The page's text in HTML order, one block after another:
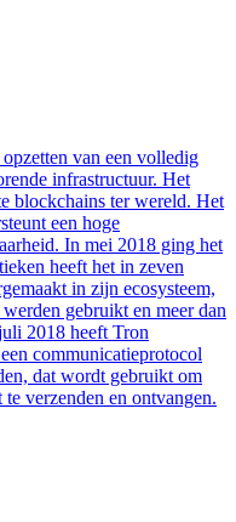
van een volledig
infrastructuur. Het
blockchains ter wereld. Het
een hoge
In mei 2018 ging het
heeft het in zeven
in zijn ecosysteem,
gebruikt en meer dan
2018 heeft Tron
communicatieprotocol
dat wordt gebruikt om
verzenden en ontvangen.